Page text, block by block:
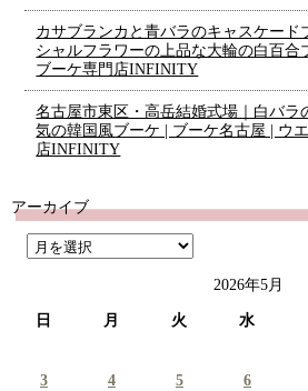
カサブランカと青バラのキャスケード
シャルフラワーの上品な大輪の白百合
ブーケ専門店INFINITY
名古屋市東区・高岳結婚式場｜白バラ
気の韓国風ブーケ | ブーケ名古屋 | ウ
店INFINITY
アーカイブ
2026年5月
日 月 火 水
3
4 5 6